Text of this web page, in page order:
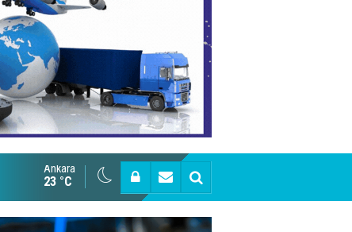
Великий Шёлковый путь объединяет таланты в
Ankara
23 °C